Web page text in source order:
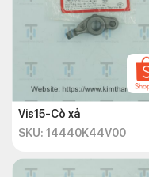
Vis15-Cò xả
SKU: 14440K44V00